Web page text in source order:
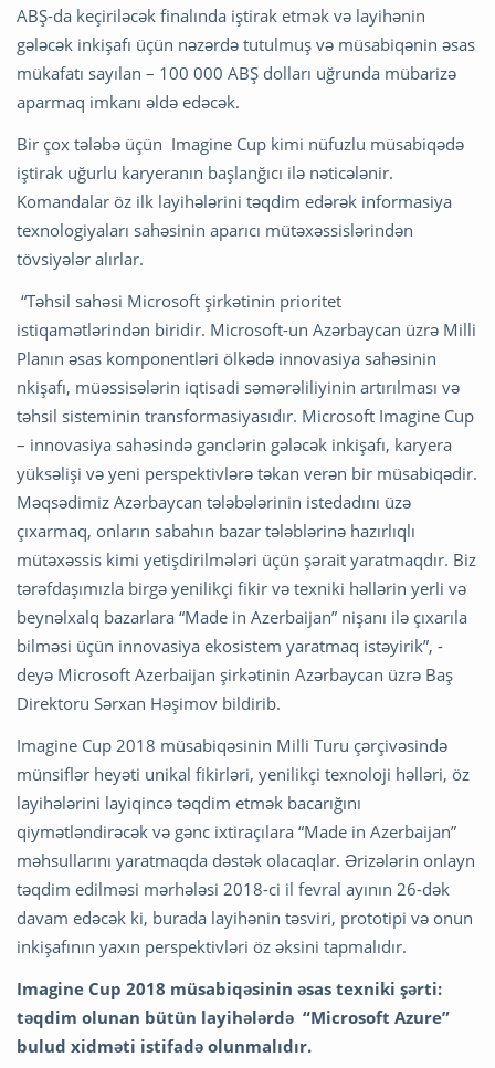
ABŞ-da keçiriləcək finalında iştirak etmək və layihənin
gələcək inkişafı üçün nəzərdə tutulmuş və müsabiqənin əsas
mükafatı sayılan – 100 000 ABŞ dolları uğrunda mübarizə
aparmaq imkanı əldə edəcək.
Bir çox tələbə üçün Imagine Cup kimi nüfuzlu müsabiqədə
iştirak uğurlu karyeranın başlanğıcı ilə nəticələnir.
Komandalar öz ilk layihələrini təqdim edərək informasiya
texnologiyaları sahəsinin aparıcı mütəxəssislərindən
tövsiyələr alırlar.
“Təhsil sahəsi Microsoft şirkətinin prioritet
istiqamətlərindən biridir. Microsoft-un Azərbaycan üzrə Milli
Planın əsas komponentləri ölkədə innovasiya sahəsinin
nkişafı, müəssisələrin iqtisadi səmərəliliyinin artırılması və
təhsil sisteminin transformasiyasıdır. Microsoft Imagine Cup
– innovasiya sahəsində gənclərin gələcək inkişafı, karyera
yüksəlişi və yeni perspektivlərə təkan verən bir müsabiqədir.
Məqsədimiz Azərbaycan tələbələrinin istedadını üzə
çıxarmaq, onların sabahın bazar tələblərinə hazırlıqlı
mütəxəssis kimi yetişdirilmələri üçün şərait yaratmaqdır. Biz
tərəfdaşımızla birgə yenilikçi fikir və texniki həllərin yerli və
beynəlxalq bazarlara “Made in Azerbaijan” nişanı ilə çıxarıla
bilməsi üçün innovasiya ekosistem yaratmaq istəyirik”, -
deyə Microsoft Azerbaijan şirkətinin Azərbaycan üzrə Baş
Direktoru Sərxan Həşimov bildirib.
Imagine Cup 2018 müsabiqəsinin Milli Turu çərçivəsində
münsiflər heyəti unikal fikirləri, yenilikçi texnoloji həlləri, öz
layihələrini layiqincə təqdim etmək bacarığını
qiymətləndirəcək və gənc ixtiraçılara “Made in Azerbaijan”
məhsullarını yaratmaqda dəstək olacaqlar. Ərizələrin onlayn
təqdim edilməsi mərhələsi 2018-ci il fevral ayının 26-dək
davam edəcək ki, burada layihənin təsviri, prototipi və onun
inkişafının yaxın perspektivləri öz əksini tapmalıdır.
Imagine Cup 2018 müsabiqəsinin əsas texniki şərti:
təqdim olunan bütün layihələrdə “Microsoft Azure”
bulud xidməti istifadə olunmalıdır.